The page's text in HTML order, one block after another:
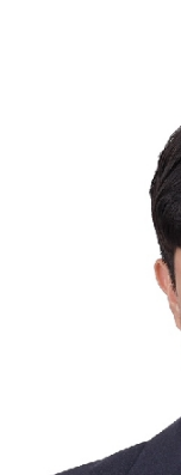
중요하지만, 학생
어땠을까 하는 생
사라지지 않기 때
결정해야 할 것입
당장은 특정 분야
시간이 지나면 예
있는 것 같습니다.
기회가 왔을 때 적
잠시 일을 하고 있
Loughborough
석사과정으로 입
친구들과 함께 대
(스마터즈) 활동
스포츠 협회(기관
스포츠 매니지먼
선택하게 되었습
대학원을 준비했
되면서 어릴 적부
포기해왔던 유학
그렇게 대학을 찾
대학인